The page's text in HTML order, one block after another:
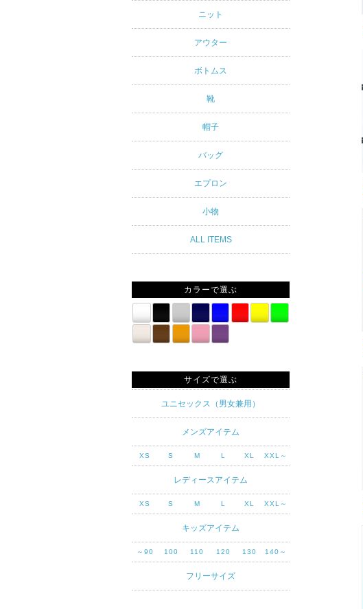
ルブランド
専門通販
ニット
アウター
ボトムス
靴
帽子
バッグ
エプロン
小物
ALL ITEMS
カラーで選ぶ
サイズで選ぶ
ユニセックス（男女兼用）
メンズアイテム
XS S M L XL XXL～
レディースアイテム
XS S M L XL XXL～
キッズアイテム
～90 100 110 120 130 140～
フリーサイズ